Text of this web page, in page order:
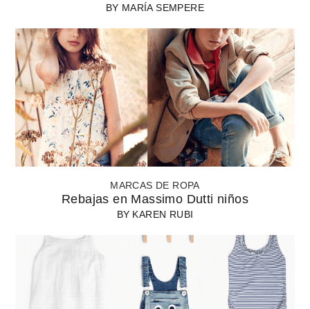
BY MARÍA SEMPERE
MARCAS DE ROPA
Rebajas en Massimo Dutti niños
BY KAREN RUBI